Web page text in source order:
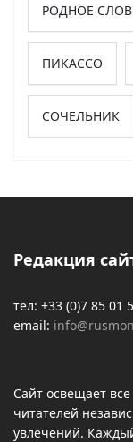
РОДНОЕ
ПИКАССО
СОЧЕЛЬНИК
Редакция
тел: +33 (0)7 85 01
email:
Сайт освещает
читателей
увлечений.